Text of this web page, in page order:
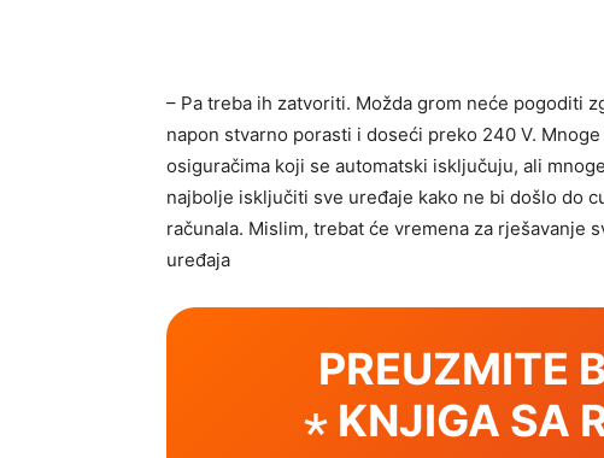
– Pa treba ih zatvoriti. Možda grom neće pogoditi
napon stvarno porasti i doseći preko 240 V.
osiguračima koji se automatski isključuju, ali
najbolje isključiti sve uređaje kako ne bi došlo do
računala. Mislim, trebat će vremena za rješavanje
uređaja
PREUZMITE
⋆ KNJIGA SA